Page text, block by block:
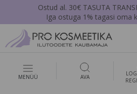
Ostud al. 30€ TASUTA
Iga ostuga 1% tagasi oma
MENÜÜ AVA